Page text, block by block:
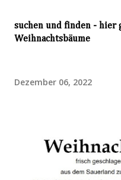
suchen und finden - hier
Weihnachtsbäume
Dezember 06, 2022